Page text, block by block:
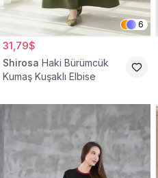
6
31,79$
Shirosa Haki Bürümcük
Kumaş Kuşaklı Elbise